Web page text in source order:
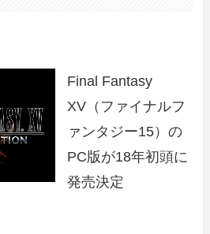
Final Fantasy
XV（ファイナルフ
ァンタジー15）の
PC版が18年初頭に
発売決定